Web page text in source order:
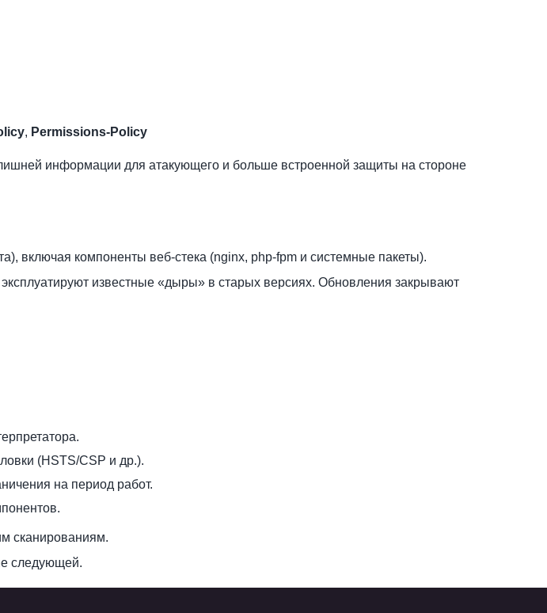
, Permissions-Policy
информации для атакующего и больше встроенной защиты на стороне
включая компоненты веб-стека (nginx, php-fpm и системные пакеты).
известные «дыры» в старых версиях. Обновления закрывают
(HSTS/CSP и др.).
на период работ.
сканированиям.
следующей.